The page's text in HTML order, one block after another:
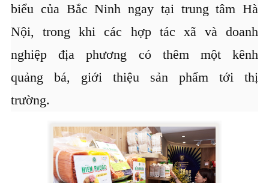
biểu của Bắc Ninh ngay tại trung tâm Hà
Nội, trong khi các hợp tác xã và doanh
nghiệp địa phương có thêm một kênh
quảng bá, giới thiệu sản phẩm tới thị
trường.